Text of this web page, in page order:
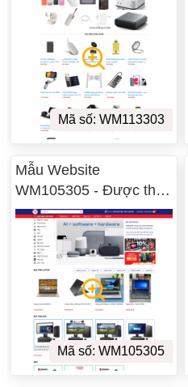
Mã số: WM113303
Mẫu Website
WM105305 - Được thiết
kế tại Vũng Tàu
Mã số: WM105305